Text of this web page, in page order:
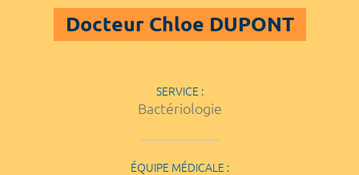
Docteur Chloe DUPONT
SERVICE :
Bactériologie
ÉQUIPE MÉDICALE :